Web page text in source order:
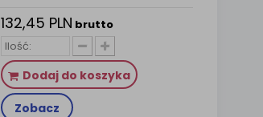
132,45 PLN brutto
Dodaj do koszyka
Zobacz